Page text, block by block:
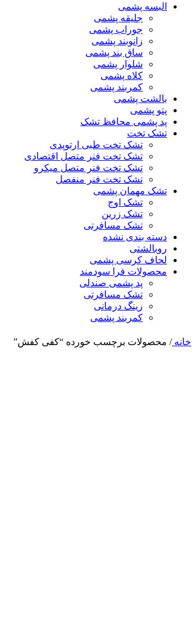
البسه پشمی
جلیقه پشمی
جوراب پشمی
زانوبند پشمی
ساق بند پشمی
شلوار پشمی
کلاه پشمی
کمربند پشمی
بالشت پشمی
پتو پشمی
پد پشمی محافظ تشک
تشک تخت
تشک تخت طبی ارتوپدی
تشک تخت فنر متصل اقتصادی
تشک تخت فنر متصل میکرو
تشک تخت فنر منفصل
تشک مهمان پشمی
تشک اوج
تشک زرین
تشک مسافرتی
دسته بندی نشده
روبالشتی
لحاف کرسی پشمی
محصولات فرا سودمند
پد پشمی صندلی
تشک مسافرتی
رینگ درمانی
کمربند پشمی
خانه/ محصولات برچسب خورده “کفی کفش”